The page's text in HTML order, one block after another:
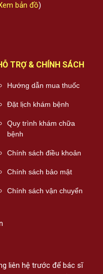
bản đồ)
TRỢ & CHÍNH SÁCH
Hướng dẫn mua thuốc
Đặt lịch khám bệnh
Quy trình khám chữa
bệnh
Chính sách điều khoản
Chính sách bảo mật
Chính sách vận chuyển
liên hệ trước để bác sĩ